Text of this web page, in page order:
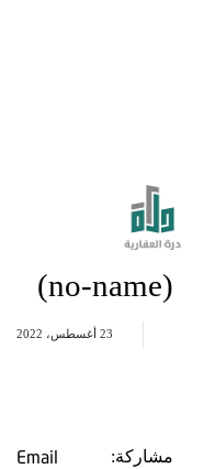
(no-name)
23 أغسطس، 2022
مشاركة: Email